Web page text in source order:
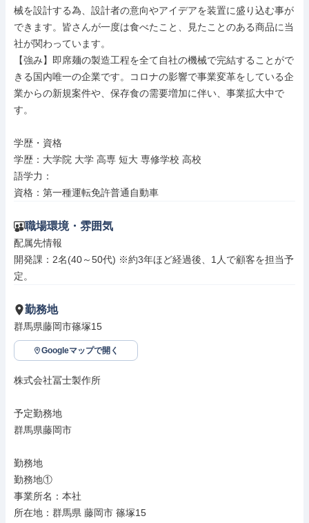
械を設計する為、設計者の意向やアイデアを装置に盛り込む事が
できます。皆さんが一度は食べたこと、見たことのある商品に当
社が関わっています。
【強み】即席麺の製造工程を全て自社の機械で完結することがで
きる国内唯一の企業です。コロナの影響で事業変革をしている企
業からの新規案件や、保存食の需要増加に伴い、事業拡大中で
す。
学歴・資格
学歴：大学院 大学 高専 短大 専修学校 高校
語学力：
資格：第一種運転免許普通自動車
職場環境・雰囲気
配属先情報
開発課：2名(40～50代) ※約3年ほど経過後、1人で顧客を担当予
定。
勤務地
群馬県藤岡市篠塚15
Googleマップで開く
株式会社冨士製作所
予定勤務地
群馬県藤岡市
勤務地
勤務地①
事業所名：本社
所在地：群馬県 藤岡市 篠塚15